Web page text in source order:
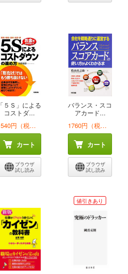
「５Ｓ」による
コストダ...
1540円（税込）
カート
ブラウザ
試し読み
バランス・スコ
アカード...
1760円（税込）
カート
ブラウザ
試し読み
値引きあり